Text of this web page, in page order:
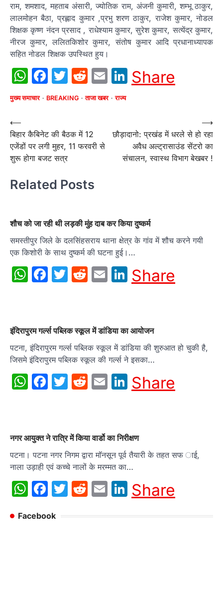
राम, शमशाद, महताब अंसारी, ज्योतिक राम, अंजनी कुमारी, शम्भू ठाकुर,
लालमोहन बैठा, प्रह्लाद कुमार ,प्रभु शरण ठाकुर, राजेश कुमार, नोडल
शिक्षक कृष्ण नंदन प्रसाद , राधेश्याम कुमार, सुरेश कुमार, सत्येंद्र कुमार,
नीरज कुमार, ललितकिशोर कुमार, संतोष कुमार आदि प्रधानाध्यापक
सहित नोडल शिक्षक उपस्थित हुय।
WhatsApp
Facebook
Twitter
Reddit
EmailLinkedIn
Share
मुख्य समाचार BREAKING ताजा खबर राज्य
Post
navigation
⟵
बिहार कैबिनेट की बैठक में 12
एजेंडों पर लगी मुहर, 11 फरवरी से
शुरू होगा बजट सत्र
छौड़ादानो: प्रखंड में धरले से हो रहा
अवैध अल्ट्रासाउंड सेंटरो का
संचालन, स्वास्थ विभाग बेखबर !
⟶
Related Posts
शौच को जा रही थी लड़की मुंह दाब कर किया दुष्कर्म
समस्तीपुर जिले के दलसिंहसराय थाना क्षेत्र के गांव में शौच करने गयी
एक किशोरी के साथ दुष्कर्म की घटना हुई।…
WhatsApp
Facebook
Twitter
Reddit
EmailLinkedIn
Share
इंदिरापुरम गर्ल्स पब्लिक स्कूल में डांडिया का आयोजन
पटना, इंदिरापुरम गर्ल्स पब्लिक स्कूल में डांडिया की शुरुआत हो चुकी है,
जिसमे इंदिरापुरम पब्लिक स्कूल की गर्ल्स ने इसका…
WhatsApp
Facebook
Twitter
Reddit
EmailLinkedIn
Share
नगर आयुक्त ने रात्रि में किया वार्डो का निरीक्षण
पटना। पटना नगर निगम द्वारा मॉनसून पूर्व तैयारी के तहत सफ ाई,
नाला उड़ाही एवं कच्चे नालों के मरम्मत का…
WhatsApp
Facebook
Twitter
Reddit
EmailLinkedIn
Share
Facebook